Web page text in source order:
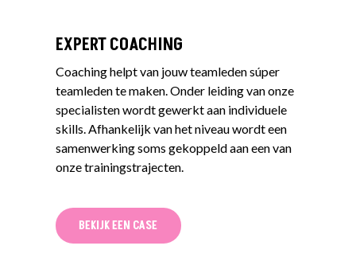
EXPERT COACHING
Coaching helpt van jouw teamleden súper
teamleden te maken. Onder leiding van onze
specialisten wordt gewerkt aan individuele
skills. Afhankelijk van het niveau wordt een
samenwerking soms gekoppeld aan een van
onzetrainingstrajecten.
BEKIJK EEN CASE